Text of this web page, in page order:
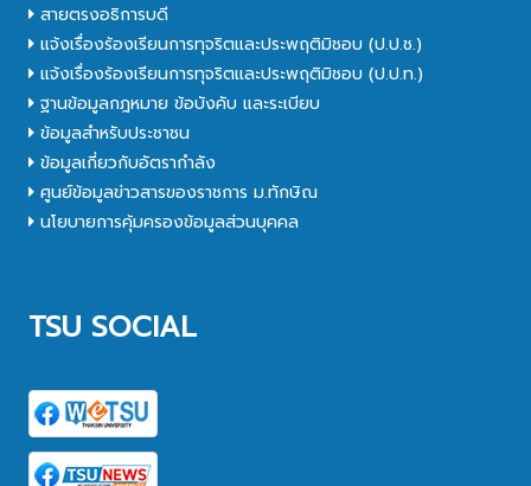
สายตรงอธิการบดี
แจ้งเรื่องร้องเรียนการทุจริตและประพฤติมิชอบ (ป.ป.ช.)
แจ้งเรื่องร้องเรียนการทุจริตและประพฤติมิชอบ (ป.ป.ท.)
ฐานข้อมูลกฎหมาย ข้อบังคับ และระเบียบ
ข้อมูลสำหรับประชาชน
ข้อมูลเกี่ยวกับอัตรากำลัง
ศูนย์ข้อมูลข่าวสารของราชการ ม.ทักษิณ
นโยบายการคุ้มครองข้อมูลส่วนบุคคล
TSU SOCIAL